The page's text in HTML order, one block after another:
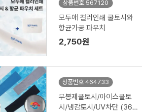
상품번호 567120
모두애 컬러인쇄 쿨토시와
항균가공 파우치
2,750원
상품번호 464733
무봉제쿨토시/아이스쿨토
시/냉감토시/UV차단 (36x